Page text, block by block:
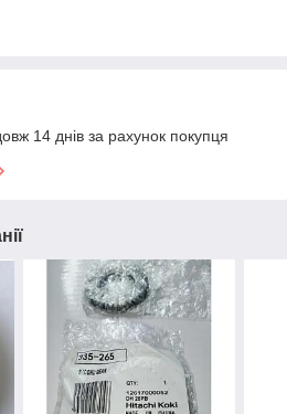
14 днів за рахунок покупця